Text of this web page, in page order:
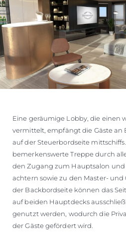
Eine geräumige Lobby, die einen
vermittelt, empfängt die Gäste
auf der Steuerbordseite
bemerkenswerte Treppe durch
den Zugang zum Hauptsalon und
achtern sowie zu den Master- und
der Backbordseite können das
auf beiden Hauptdecks
genutzt werden, wodurch die
der Gäste gefördert wird.